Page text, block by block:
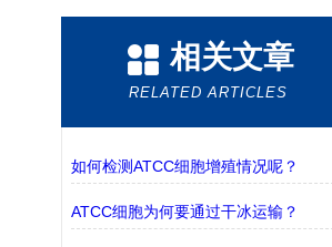
相关文章
RELATED ARTICLES
如何检测ATCC细胞增殖情况呢？
ATCC细胞为何要通过干冰运输？